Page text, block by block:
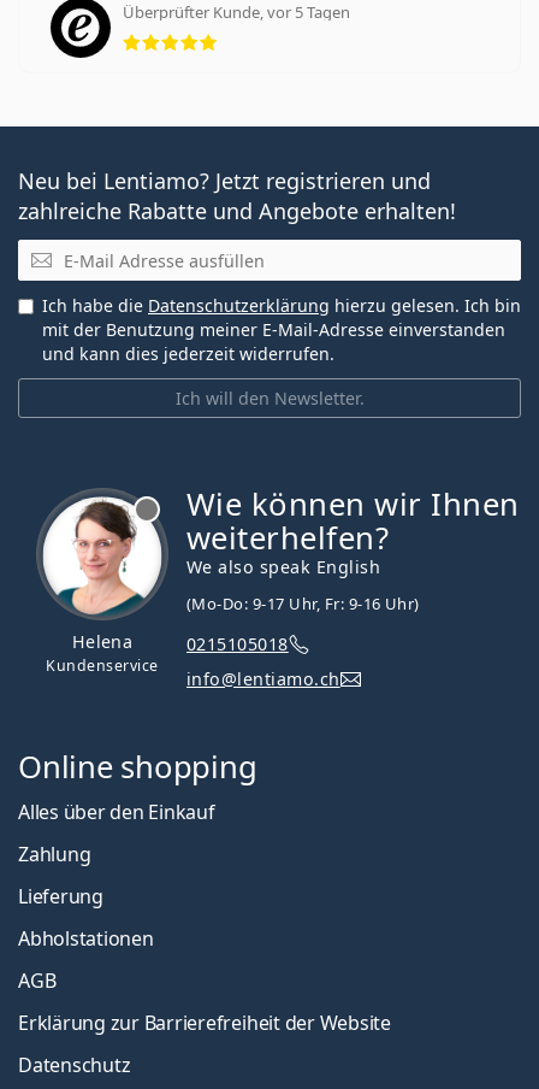
Überprüfter Kunde, vor 5 Tagen
Bewertung 5 aus 5
Neu bei Lentiamo? Jetzt registrieren und
zahlreiche Rabatte und Angebote erhalten!
E-Mail
Ich will den Newsletter.
Ich habe die Datenschutzerklärung hierzu gelesen. Ich bin
mit der Benutzung meiner E-Mail-Adresse einverstanden
und kann dies jederzeit widerrufen.
Helena
Kundenservice
Wie können wir Ihnen
weiterhelfen?
We also speak English
(Mo-Do: 9-17 Uhr, Fr: 9-16 Uhr)
0215105018
info@lentiamo.ch
Online shopping
Alles über den Einkauf
Zahlung
Lieferung
Abholstationen
AGB
Erklärung zur Barrierefreiheit der Website
Datenschutz